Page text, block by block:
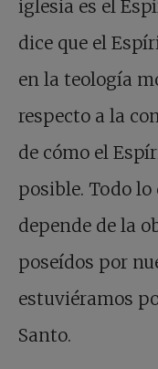
iglesia es el
dice que el
en la teología
respecto a la
de cómo el
posible. Todo
depende de la
poseídos por
estuviéramos
Santo.